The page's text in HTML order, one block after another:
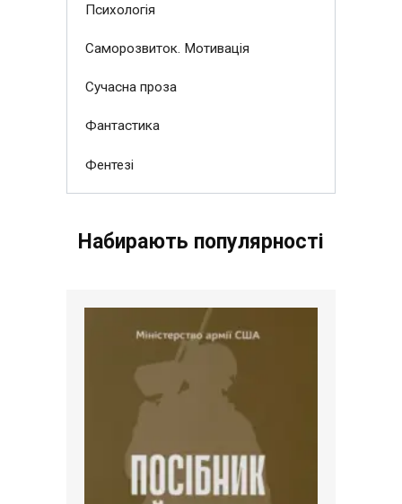
Психологія
Саморозвиток. Мотивація
Сучасна проза
Фантастика
Фентезі
Набирають популярності